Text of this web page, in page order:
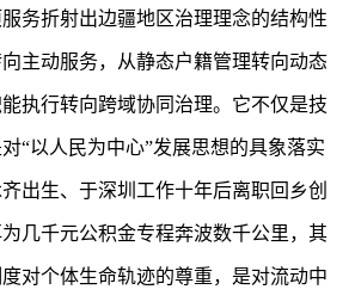
务折射出边疆地区治理理念的结构性
主动服务，从静态户籍管理转向动态
执行转向跨域协同治理。它不仅是技
“以人民为中心”发展思想的具象落实
出生、于深圳工作十年后离职回乡创
几千元公积金专程奔波数千公里，其
对个体生命轨迹的尊重，是对流动中